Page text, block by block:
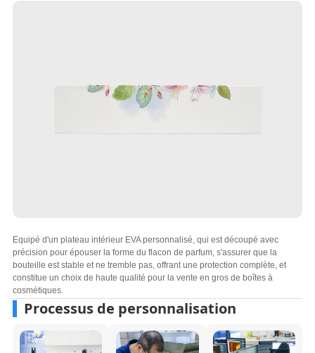
Equipé d'un plateau intérieur EVA personnalisé, qui est découpé avec
précision pour épouser la forme du flacon de parfum, s'assurer que la
bouteille est stable et ne tremble pas, offrant une protection complète, et
constitue un choix de haute qualité pour la vente en gros de boîtes à
cosmétiques.
Processus de personnalisation